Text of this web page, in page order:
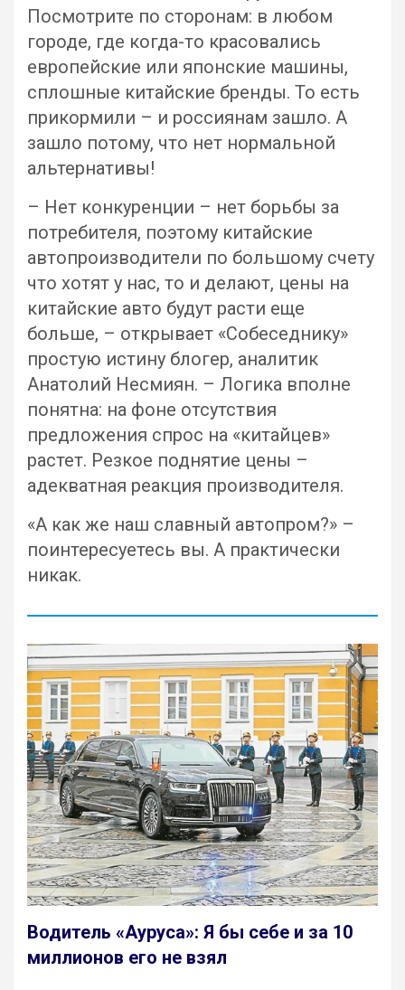
Посмотрите по сторонам: в любом
городе, где когда-то красовались
европейские или японские машины,
сплошные китайские бренды. То есть
прикормили – и россиянам зашло. А
зашло потому, что нет нормальной
альтернативы!
– Нет конкуренции – нет борьбы за
потребителя, поэтому китайские
автопроизводители по большому счету
что хотят у нас, то и делают, цены на
китайские авто будут расти еще
больше, – открывает «Собеседнику»
простую истину блогер, аналитик
Анатолий Несмиян. – Логика вполне
понятна: на фоне отсутствия
предложения спрос на «китайцев»
растет. Резкое поднятие цены –
адекватная реакция производителя.
«А как же наш славный автопром?» –
поинтересуетесь вы. А практически
никак.
Водитель «Ауруса»: Я бы себе и за 10
миллионов его не взял